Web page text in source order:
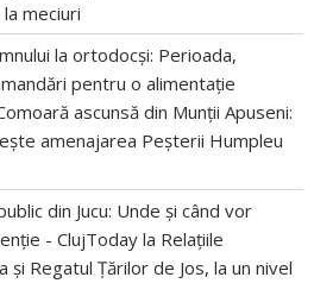
meciuri
la ortodocși: Perioada,
pentru o alimentație
ascunsă din Munții Apuseni:
amenajarea Peșterii Humpleu
din Jucu: Unde și când vor
- ClujToday la Relațiile
și Regatul Țărilor de Jos, la un nivel